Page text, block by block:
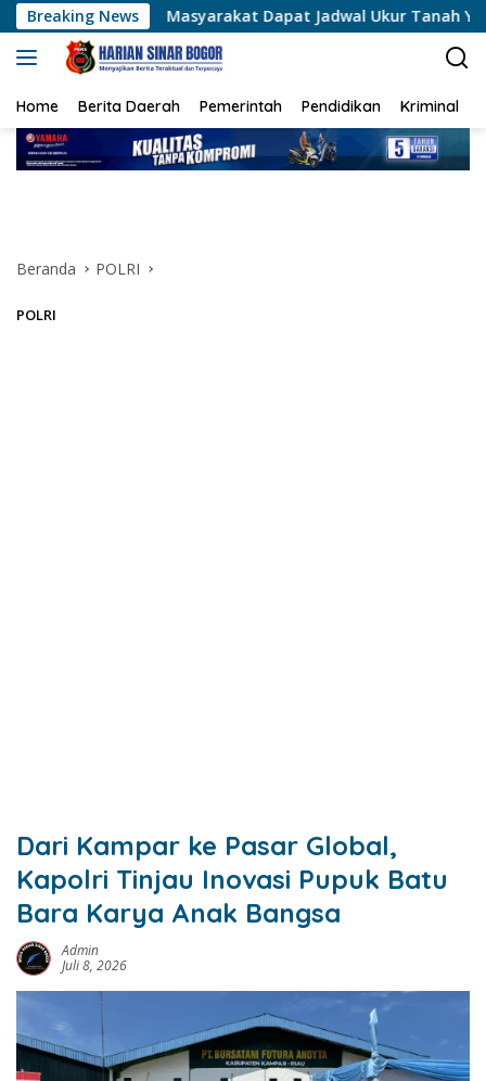
Langsung
ke
konten
Breaking NewsDapat Jadwal Ukur Tanah Yang Lebih Jelas Berkat
Home Berita Daerah Pemerintah Pendidikan Kriminal
Beranda POLRI
POLRI
Dari Kampar ke Pasar Global,
Kapolri Tinjau Inovasi Pupuk Batu
Bara Karya Anak Bangsa
Admin
Juli 8, 2026